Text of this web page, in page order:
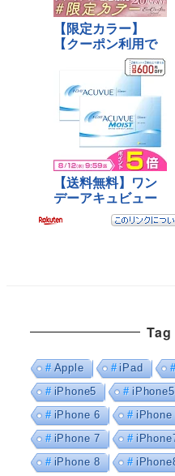
Apple iPad
iPhone5
iPhone 6
iPhone
iPhone 7
iPhone 8